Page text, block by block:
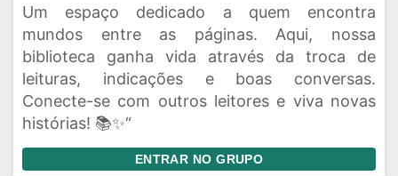
Um espaço dedicado a quem encontra
mundos entre as páginas. Aqui, nossa
biblioteca ganha vida através da troca de
leituras, indicações e boas conversas.
Conecte-se com outros leitores e viva novas
histórias! 📚✨“
ENTRAR NO GRUPO